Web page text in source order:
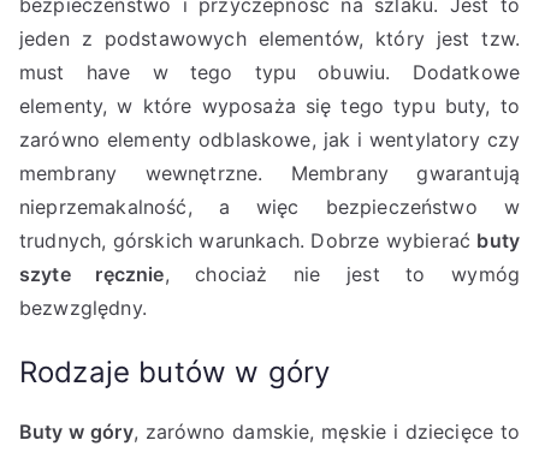
bezpieczeństwo i przyczepność na szlaku. Jest to
jeden z podstawowych elementów, który jest tzw.
must have w tego typu obuwiu. Dodatkowe
elementy, w które wyposaża się tego typu buty, to
zarówno elementy odblaskowe, jak i wentylatory czy
membrany wewnętrzne. Membrany gwarantują
nieprzemakalność, a więc bezpieczeństwo w
trudnych, górskich warunkach. Dobrze wybierać buty
szyte ręcznie, chociaż nie jest to wymóg
bezwzględny.
Rodzaje butów w góry
Buty w góry, zarówno damskie, męskie i dziecięce to